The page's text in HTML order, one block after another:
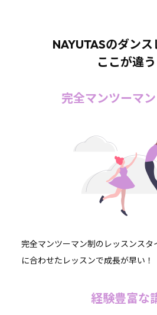
NAYUTASのダン
ここが違う
完全マンツーマ
完全マンツーマン制のレッスンスタ
に合わせたレッスンで成長が早い！
経験豊富な